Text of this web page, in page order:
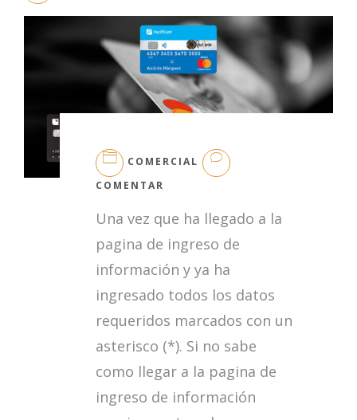
COMERCIAL
COMENTAR
PAGAR
TARJETA
DE
Una vez que ha llegado a la
pagina de ingreso de
información y ya ha
ingresado todos los datos
requeridos marcados con un
asterisco (*). Si no sabe
como llegar a la pagina de
ingreso de información